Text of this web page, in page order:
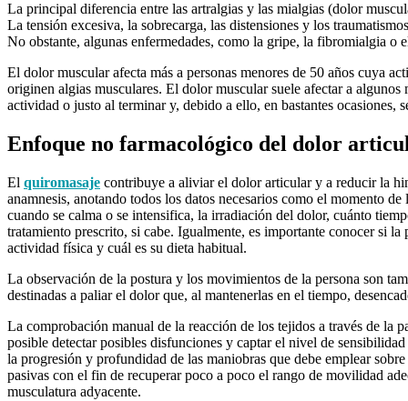
La principal diferencia entre las artralgias y las mialgias (dolor
La tensión excesiva, la sobrecarga, las distensiones y los
No obstante, algunas enfermedades, como la gripe, la fibromialgia o
El dolor muscular afecta más a personas menores de 50 años cuya
originen algias musculares. El dolor muscular suele afectar a algunos
actividad o justo al terminar y, debido a ello, en bastantes ocasiones,
Enfoque no farmacológico del dolor
El quiromasaje contribuye a aliviar el dolor articular y a reducir la
anamnesis, anotando todos los datos necesarios como el momento
cuando se calma o se intensifica, la irradiación del dolor, cuánto
tratamiento prescrito, si cabe. Igualmente, es importante conocer si
actividad física y cuál es su dieta habitual.
La observación de la postura y los movimientos de la persona son
destinadas a paliar el dolor que, al mantenerlas en el tiempo,
La comprobación manual de la reacción de los tejidos a través de la
posible detectar posibles disfunciones y captar el nivel de
la progresión y profundidad de las maniobras que debe emplear
pasivas con el fin de recuperar poco a poco el rango de movilidad
musculatura adyacente.